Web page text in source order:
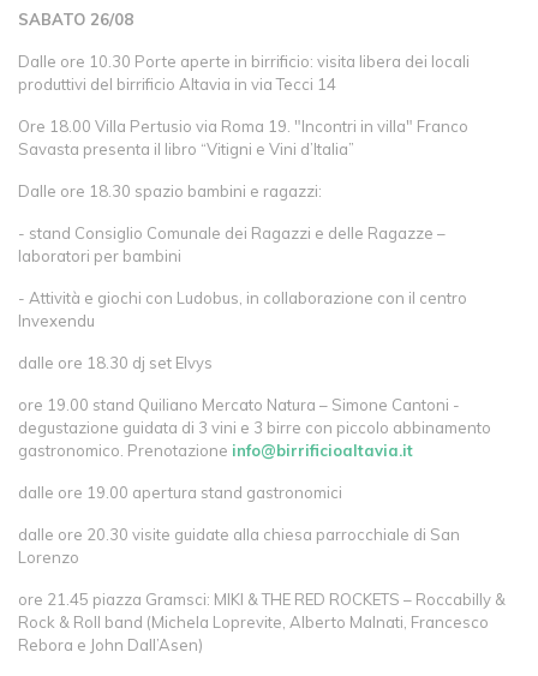
SABATO 26/08
Dalle ore 10.30 Porte aperte in birrificio: visita libera dei locali
produttivi del birrificio Altavia in via Tecci 14
Ore 18.00 Villa Pertusio via Roma 19. "Incontri in villa" Franco
Savasta presenta il libro “Vitigni e Vini d’Italia”
Dalle ore 18.30 spazio bambini e ragazzi:
- stand Consiglio Comunale dei Ragazzi e delle Ragazze –
laboratori per bambini
- Attività e giochi con Ludobus, in collaborazione con il centro
Invexendu
dalle ore 18.30 dj set Elvys
ore 19.00 stand Quiliano Mercato Natura – Simone Cantoni -
degustazione guidata di 3 vini e 3 birre con piccolo abbinamento
gastronomico. Prenotazione info@birrificioaltavia.it
dalle ore 19.00 apertura stand gastronomici
dalle ore 20.30 visite guidate alla chiesa parrocchiale di San
Lorenzo
ore 21.45 piazza Gramsci: MIKI & THE RED ROCKETS – Roccabilly &
Rock & Roll band (Michela Loprevite, Alberto Malnati, Francesco
Rebora e John Dall’Asen)